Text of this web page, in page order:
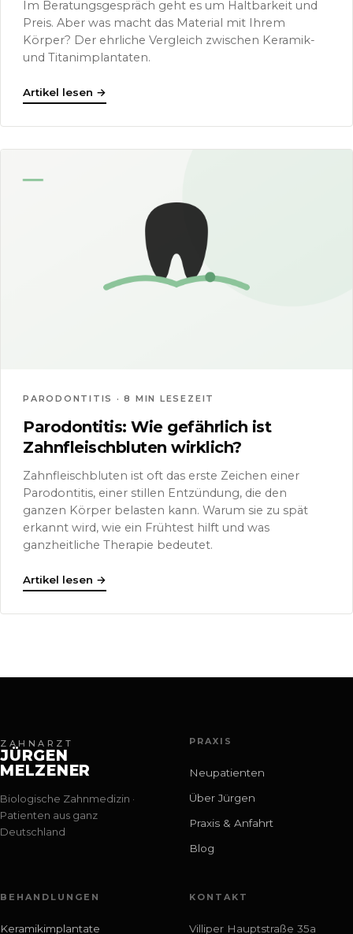
Im Beratungsgespräch geht es um Haltbarkeit und
Preis. Aber was macht das Material mit Ihrem
Körper? Der ehrliche Vergleich zwischen Keramik-
und Titanimplantaten.
Artikel lesen →
PARODONTITIS · 8 MIN LESEZEIT
Parodontitis: Wie gefährlich ist
Zahnfleischbluten wirklich?
Zahnfleischbluten ist oft das erste Zeichen einer
Parodontitis, einer stillen Entzündung, die den
ganzen Körper belasten kann. Warum sie zu spät
erkannt wird, wie ein Frühtest hilft und was
ganzheitliche Therapie bedeutet.
Artikel lesen →
ZAHNARZT
JÜRGEN
MELZENER
Biologische Zahnmedizin ·
Patienten aus ganz
Deutschland
PRAXIS
Neupatienten
Über Jürgen
Praxis & Anfahrt
Blog
BEHANDLUNGEN
Keramikimplantate
KONTAKT
Villiper Hauptstraße 35a